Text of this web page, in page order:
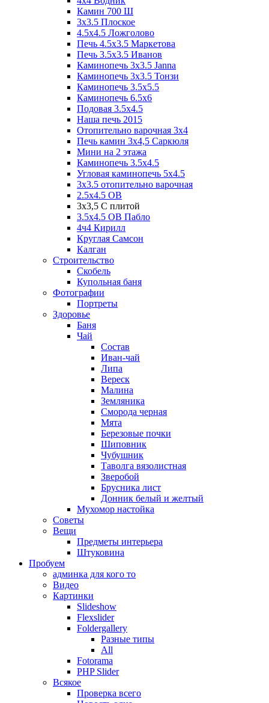
Камин 700 Ш
3x3.5 Плоское
4.5x4.5 Ложголово
Печь 4.5x3.5 Маркетова
Печь 3.5x3.5 Иванов
Каминопечь 3x3.5 Janna
Каминопечь 3x3.5 Тонзи
Каминопечь 3.5х5.5
Каминопечь 6.5x6
Подовая 3.5х4.5
Наша печь 2015
Отопительно варочная 3х4
Печь камин 3х4,5 Саркюля
Мини на 2 этажа
Каминопечь 3.5х4.5
Угловая каминопечь 5х4.5
3х3.5 отопительно варочная
2.5х4.5 ОВ
3х3,5 C плитой
3.5х4.5 ОВ Пабло
4ч4 Кирилл
Круглая Самсон
Калган
Строительство
Скобель
Купольная баня
Фотографии
Портреты
Здоровье
Баня
Чай
Состав
Иван-чай
Липа
Вереск
Малина
Земляника
Сморода черная
Мята
Березовые почки
Шиповник
Чубушник
Таволга вязолистная
Зверобой
Брусника лист
Донник белый и желтый
Мухомор настойка
Советы
Вещи
Предметы интерьера
Штуковина
Пробуем
админка для кого то
Видео
Картинки
Slideshow
Flexslider
Foldergallery
Разные типы
All
Fotorama
PHP Slider
Всякое
Проверка всего